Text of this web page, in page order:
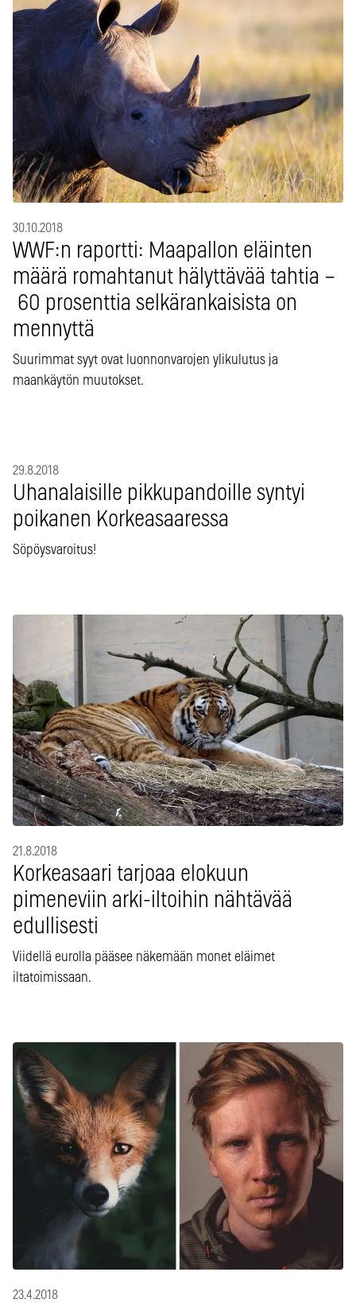
30.10.2018
WWF:n raportti: Maapallon eläinten
määrä romahtanut hälyttävää tahtia –
60 prosenttia selkärankaisista on
mennyttä
Suurimmat syyt ovat luonnonvarojen ylikulutus ja
maankäytön muutokset.
29.8.2018
Uhanalaisille pikkupandoille syntyi
poikanen Korkeasaaressa
Söpöysvaroitus!
21.8.2018
Korkeasaari tarjoaa elokuun
pimeneviin arki-iltoihin nähtävää
edullisesti
Viidellä eurolla pääsee näkemään monet eläimet
iltatoimissaan.
23.4.2018